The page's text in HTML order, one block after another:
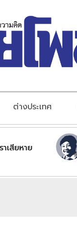
ต่างประเทศ
าเสียหาย